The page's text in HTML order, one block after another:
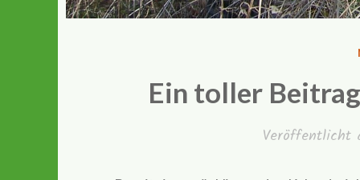
Ein toller
Veröffentlicht